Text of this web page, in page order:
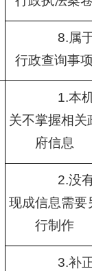
8.属
行政查询事
1.本
关不掌握相关
府信息
2.没
现成信息需要
行制作
3.补